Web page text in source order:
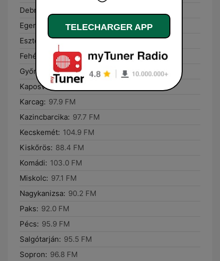
Debrecen:
Eger:
95.5 FM
Esztergom: 107.8 FM
Fehérgyarmat: 105.9 FM
Győr:
87.6 FM
Kaposvár: 96.7 FM
Karcag: 97.9 FM
Kazincbarcika: 97.7 FM
Kecskemét: 104.9 FM
Kiskőrös: 88.4 FM
Komádi: 103.0 FM
Miskolc: 97.1 FM
Nagykanizsa: 90.2 FM
Paks: 92.0 FM
Pécs: 95.9 FM
Salgótarján: 95.5 FM
Sopron: 96.8 FM
TELECHARGER APP